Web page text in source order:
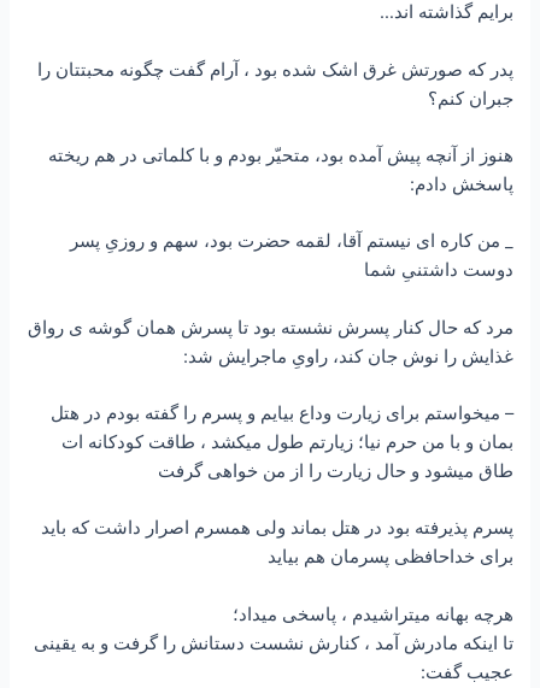
برایم گذاشته اند…
پدر که صورتش غرق اشک شده بود ، آرام گفت چگونه محبتتان را
جبران کنم؟
هنوز از آنچه پیش آمده بود، متحیّر بودم و با کلماتی در هم ریخته
پاسخش دادم:
_ من کاره ای نیستم آقا، لقمه حضرت بود، سهم و روزیِ پسر
دوست داشتنیِ شما
مرد که حال کنار پسرش نشسته بود تا پسرش همان گوشه ی رواق
غذایش را نوش جان کند، راویِ ماجرایش شد:
– میخواستم برای زیارت وداع بیایم و پسرم را گفته بودم در هتل
بمان و با من حرم نیا؛ زیارتم طول میکشد ، طاقت کودکانه ات
طاق میشود و حال زیارت را از من خواهی گرفت
پسرم پذیرفته بود در هتل بماند ولی همسرم اصرار داشت که باید
برای خداحافظی پسرمان هم بیاید
هرچه بهانه میتراشیدم ، پاسخی میداد؛
تا اینکه مادرش آمد ، کنارش نشست دستانش را گرفت و به یقینی
عجیب گفت: